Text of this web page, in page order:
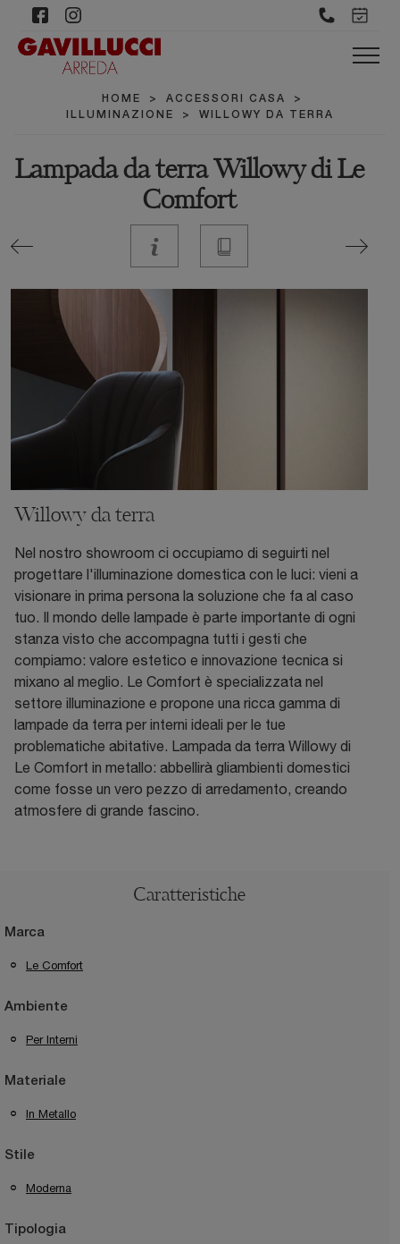
HOME > ACCESSORI CASA
>
ILLUMINAZIONE
> WILLOWY DA TERRA
Lampada da terra Willowy di Le
Comfort
Willowy da terra
Nel nostro showroom ci occupiamo di seguirti nel
progettare l'illuminazione domestica con le luci: vieni a
visionare in prima persona la soluzione che fa al caso
tuo. Il mondo delle lampade è parte importante di ogni
stanza visto che accompagna tutti i gesti che
compiamo: valore estetico e innovazione tecnica si
mixano al meglio. Le Comfort è specializzata nel
settore illuminazione e propone una ricca gamma di
lampade da terra per interni ideali per le tue
problematiche abitative. Lampada da terra Willowy di
Le Comfort in metallo: abbellirà gliambienti domestici
come fosse un vero pezzo di arredamento, creando
atmosfere di grande fascino.
Caratteristiche
Marca
Le Comfort
Ambiente
Per Interni
Materiale
In Metallo
Stile
Moderna
Tipologia